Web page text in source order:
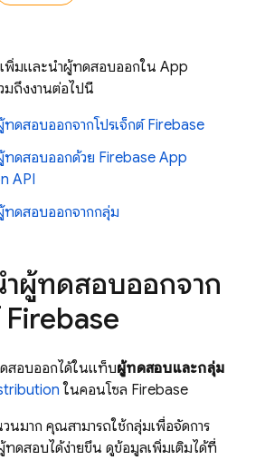
เพิ่มและนำผู้ทดสอบออกใน App
มถึงงานต่อไปนี้
ดสอบออกจากโปรเจ็กต์ Firebase
ทดสอบออกด้วย Firebase App
API
ทดสอบออกจากกลุ่ม
ำผู้ทดสอบออกจาก
Firebase
สอบออกได้ในแท็บผู้ทดสอบและกลุ่ม
ในคอนโซล Firebase
นมาก คุณสามารถใช้กลุ่มเพื่อจัดการ
ทดสอบได้ง่ายขึ้น ดูข้อมูลเพิ่มเติมได้ที่